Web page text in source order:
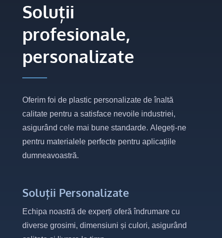
Soluții
profesionale,
personalizate
Oferim foi de plastic personalizate de înaltă
calitate pentru a satisface nevoile industriei,
asigurând cele mai bune standarde. Alegeți-ne
pentru materialele perfecte pentru aplicațiile
dumneavoastră.
Soluții Personalizate
Echipa noastră de experți oferă îndrumare cu
diverse grosimi, dimensiuni și culori, asigurând